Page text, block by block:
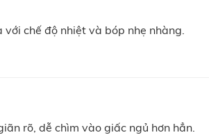
chế độ nhiệt và bóp nhẹ nhàng.
rõ, dễ chìm vào giấc ngủ hơn hẳn.